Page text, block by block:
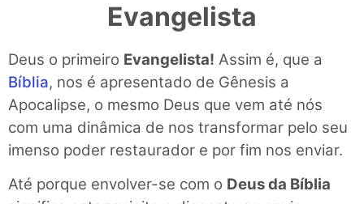
Evangelista
Deus o primeiro Evangelista! Assim é, que a
Bíblia, nos é apresentado de Gênesis a
Apocalipse, o mesmo Deus que vem até nós
com uma dinâmica de nos transformar pelo seu
imenso poder restaurador e por fim nos enviar.
Até porque envolver-se com o Deus da Bíblia